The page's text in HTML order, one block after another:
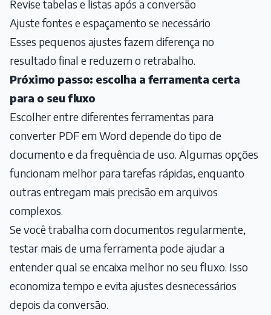
Revise tabelas e listas após a conversão
Ajuste fontes e espaçamento se necessário
Esses pequenos ajustes fazem diferença no
resultado final e reduzem o retrabalho.
Próximo passo: escolha a ferramenta certa
para o seu fluxo
Escolher entre diferentes ferramentas para
converter PDF em Word depende do tipo de
documento e da frequência de uso. Algumas opções
funcionam melhor para tarefas rápidas, enquanto
outras entregam mais precisão em arquivos
complexos.
Se você trabalha com documentos regularmente,
testar mais de uma ferramenta pode ajudar a
entender qual se encaixa melhor no seu fluxo. Isso
economiza tempo e evita ajustes desnecessários
depois da conversão.